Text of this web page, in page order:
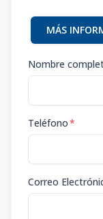
MÁS
Nombre
Teléfono*
Correo